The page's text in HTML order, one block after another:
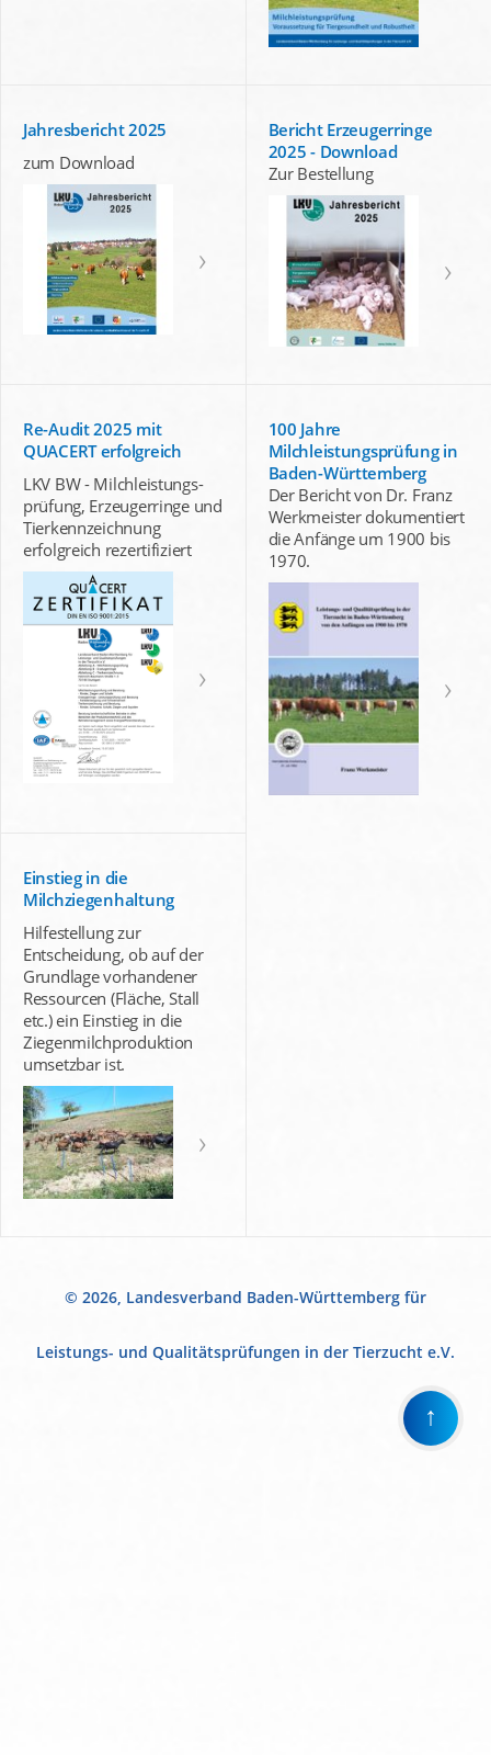
Jahresbericht 2025
zum Download
Bericht Erzeugerringe
2025 - Download
Zur Bestellung
Re-Audit 2025 mit
QUACERT erfolgreich
LKV BW - Milchleistungs-
prüfung, Erzeugerringe und
Tierkennzeichnung
erfolgreich rezertifiziert
100 Jahre
Milchleistungsprüfung in
Baden-Württemberg
Der Bericht von Dr. Franz
Werkmeister dokumentiert
die Anfänge um 1900 bis
1970.
Einstieg in die
Milchziegenhaltung
Hilfestellung zur
Entscheidung, ob auf der
Grundlage vorhandener
Ressourcen (Fläche, Stall
etc.) ein Einstieg in die
Ziegenmilchproduktion
umsetzbar ist.
© 2026, Landesverband Baden-Württemberg für
Leistungs- und Qualitätsprüfungen in der Tierzucht e.V.
↑